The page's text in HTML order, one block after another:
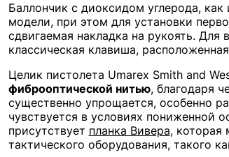
Баллончик с диоксидом углерода, как
модели, при этом для установки
сдвигаемая накладка на рукоять. Для
классическая клавиша,
Целик пистолета Umarex Smith and
фиброоптической нитью, благодаря
существенно упрощается, особенно
чувствуется в условиях пониженной
присутствует планка Вивера, которая
тактического оборудования, такого